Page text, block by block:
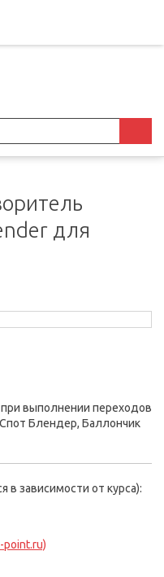
для
выполнении переходов
Блендер, Баллончик
в зависимости от курса):
point.ru)